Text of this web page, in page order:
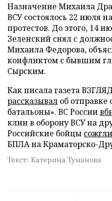
Назначение Михаила
ВСУ состоялось 22 июля
протестов. До этого, 14
Зеленский снял с
Михаила Федорова,
конфликтом с бывшим
Сырским.
Как писала газета
рассказывал об отправке
батальоны». ВС России
клин в оборону ВСУ на
Российские бойцы
БПЛА на Краматорско-
Текст: Катерина Туманова